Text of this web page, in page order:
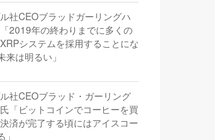
社CEOブラッドガーリングハ
2019年の終わりまでに多くの
システムを採用することにな
来は明るい」
社CEOブラッド・ガーリング
「ビットコインでコーヒーを買
済が完了する頃にはアイスコー